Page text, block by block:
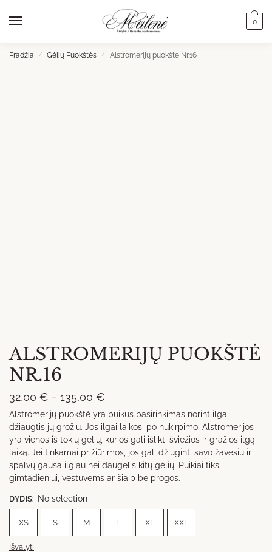
0
Pradžia / Gėlių Puokštės / Alstromerijų puokštė Nr.16
ALSTROMERIJŲ PUOKŠTĖ
NR.16
32,00 € – 135,00 €Price
range:
32,00 €
through
135,00 €
Alstromerijų puokštė yra puikus pasirinkimas norint ilgai
džiaugtis jų grožiu. Jos ilgai laikosi po nukirpimo. Alstromerijos
yra vienos iš tokių gėlių, kurios gali išlikti šviežios ir gražios ilgą
laiką. Jei tinkamai prižiūrimos, jos gali džiuginti savo žavesiu ir
spalvų gausa ilgiau nei daugelis kitų gėlių. Puikiai tiks
gimtadieniui, vestuvėms ar šiaip be progos.
DYDIS: No selection
XS S M L XL XXL
Išvalyti